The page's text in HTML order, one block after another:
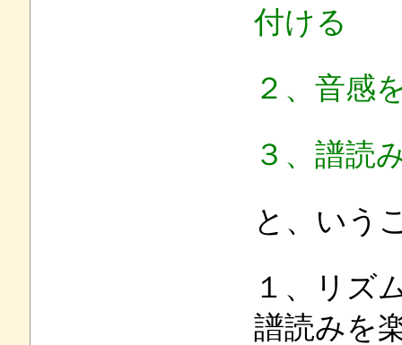
付ける
２、音感
３、譜読
と、いう
１、リズ
譜読みを